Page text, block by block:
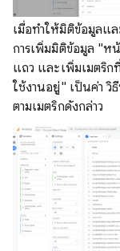
เมื่อทำให้มิติข้อมูลแ
การเพิ่มมิติข้อมูล "ห
แถว และเพิ่มเมตริ
ใช้งานอยู่" เป็นค่า วิ
ตามเมตริกดังกล่าว